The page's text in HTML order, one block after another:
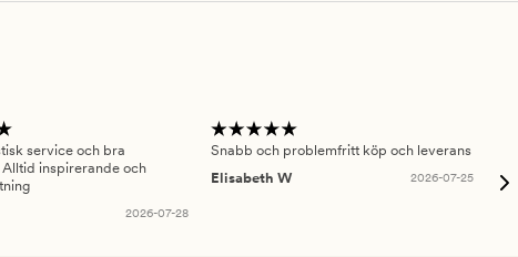
service och bra
inspirerande och
2026-07-28
Snabb och problemfritt köp och leverans
Elisabeth W
2026-07-25